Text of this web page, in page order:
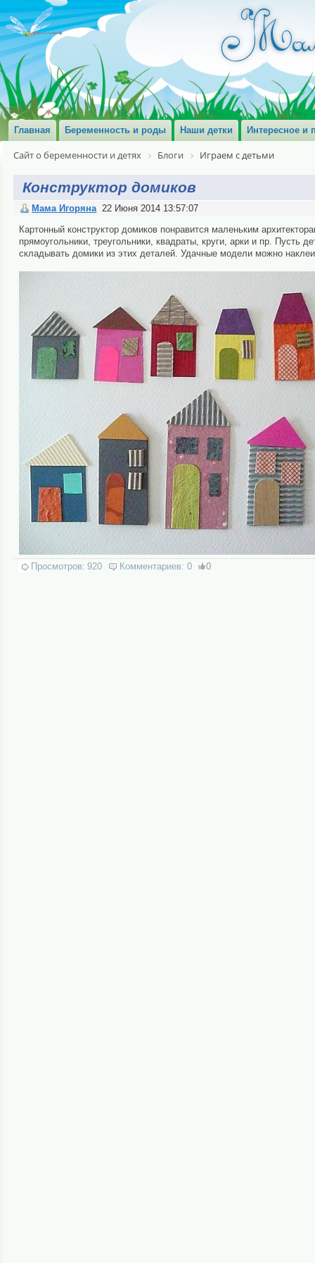
Главная Беременность и роды Наши детки Интересное и
Сайт о беременности и детях Блоги Играем с детьми
Конструктор домиков
Мама Игоряна 22 Июня 2014 13:57:07
Картонный конструктор домиков понравится маленьким
прямоугольники, треугольники, квадраты, круги, арки и пр.
складывать домики из этих деталей. Удачные модели можно
Просмотров: 920 Комментариев: 0 0